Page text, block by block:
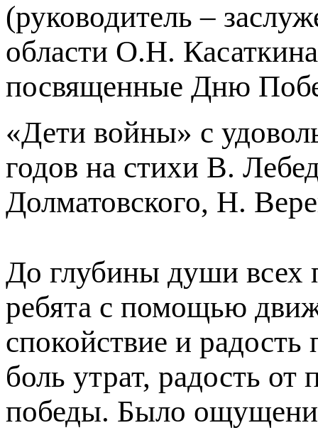
(руководитель –
области О.Н.
посвященные Дню
«Дети войны» с
годов на стихи В.
Долматовского, Н.
До глубины души всех
ребята с помощью
спокойствие и
боль утрат, радость
победы. Было